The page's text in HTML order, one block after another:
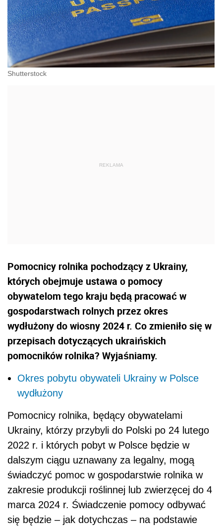
Shutterstock
Pomocnicy rolnika pochodzący z Ukrainy,
których obejmuje ustawa o pomocy
obywatelom tego kraju będą pracować w
gospodarstwach rolnych przez okres
wydłużony do wiosny 2024 r. Co zmieniło się w
przepisach dotyczących ukraińskich
pomocników rolnika? Wyjaśniamy.
Okres pobytu obywateli Ukrainy w Polsce
wydłużony
Pomocnicy rolnika, będący obywatelami
Ukrainy, którzy przybyli do Polski po 24 lutego
2022 r. i których pobyt w Polsce będzie w
dalszym ciągu uznawany za legalny, mogą
świadczyć pomoc w gospodarstwie rolnika w
zakresie produkcji roślinnej lub zwierzęcej do 4
marca 2024 r. Świadczenie pomocy odbywać
się będzie – jak dotychczas – na podstawie